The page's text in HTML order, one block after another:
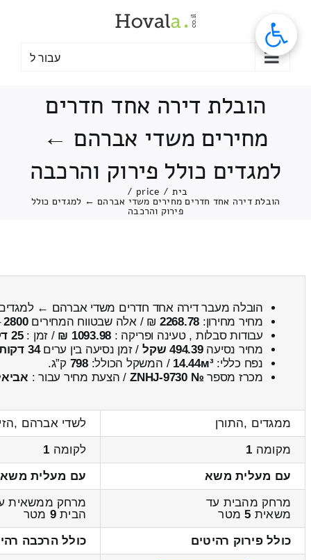
עבור ל
הובלת דירה אחד חדרים
מחירים משדי אברהם ←
למגדים כולל פירוק והרכבה
בית /
price
/
הובלת דירה אחד חדרים מחירים משדי אברהם ← למגדים כולל
פירוק והרכבה
הובלה מעבר דירה אחד חדרים משדי אברהם ←
מחיר מחירון: 2268.78 ₪ / אלה שבטווח המחירים2800
עבודות סבלות , טעינה ופריקה : 1093.98 ₪ / זמן :25 דקות 56 שניות
מחיר נסיעה494.39 שקל / זמן נסיעה בין ערים34 דקות
נפח כללי:14.44м³ / המשקל הכולל:798 ק”ג.
מכרז מספר № ZNHJ-9730 / הצעת מחיר עבור :
ממגדים ,התורן
לשדי אברהם
מקומה 1 לקומה 1
עם מעלית משא
עם מעלית משא
מרחק מהבית עד
משאית 5מטר
מרחק ממשאית
הבית9 מטר
כולל פירוק רהיטים
כולל הרכבה